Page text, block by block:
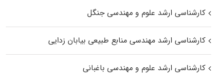
کارشناسی ارشد علوم و مهندسی جنگل
کارشناسی ارشد مهندسی منابع طبیعی بیابان زدایی
کارشناسی ارشد علوم و مهندسی باغبانی